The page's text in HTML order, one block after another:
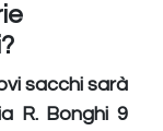
sacchi sarà
R. Bonghi 9